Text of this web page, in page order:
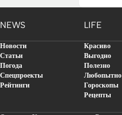
NEWS LIFE
Новости
Статьи
Погода
Спецпроекты
Рейтинги
Красиво
Выгодно
Полезно
Любопытно
Гороскопы
Рецепты